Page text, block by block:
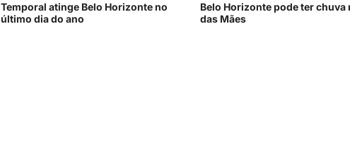
Temporal atinge Belo Horizonte no
último dia do ano
Belo Horizonte pode ter chuva
das Mães